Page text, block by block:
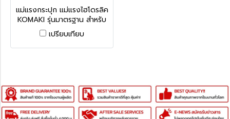
านผู้ผลิต KMK-G0204
แม่แรงกระปุก แม่แรงไฮโดรลิค
KOMAKI รุ่นมาตรฐาน สำหรับ
งานอุตสาหกรรมทั่วไป
เปรียบเทียบ